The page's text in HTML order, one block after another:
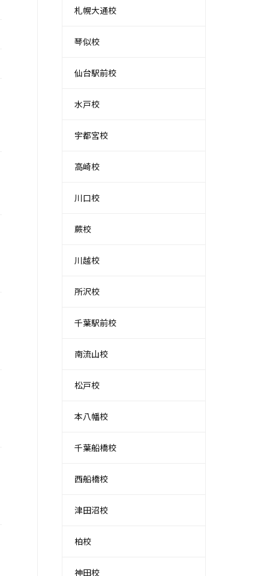
札幌大通校
琴似校
仙台駅前校
水戸校
宇都宮校
高崎校
川口校
蕨校
川越校
所沢校
千葉駅前校
南流山校
松戸校
本八幡校
千葉船橋校
西船橋校
津田沼校
柏校
神田校